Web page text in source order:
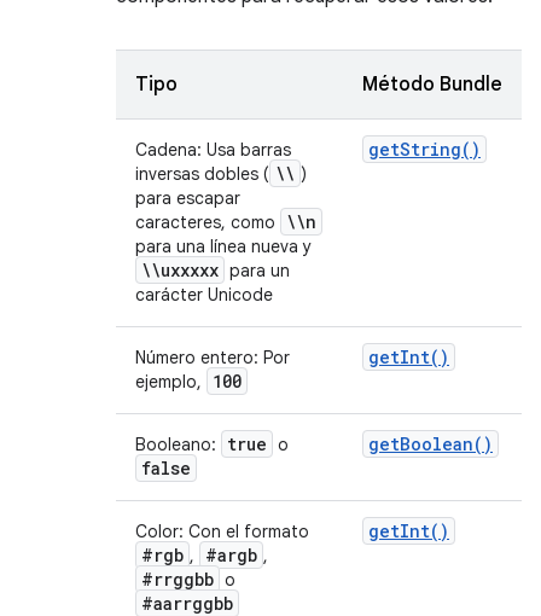
Tipo Método Bundle
Cadena: Usa barras
inversas dobles ( \\ )
para escapar
caracteres, como
\\n
para una línea nueva y
\\uxxxxx para un
carácter Unicode
getString( )
Número entero: Por
ejemplo,
100
getInt( )
Booleano: true o
false
getBoolean( )
Color: Con el formato
#rgb , #argb ,
#rrggbb o
#aarrggbb
getInt( )